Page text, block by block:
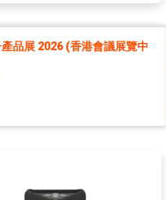
品展 2026 (香港會議展覽中